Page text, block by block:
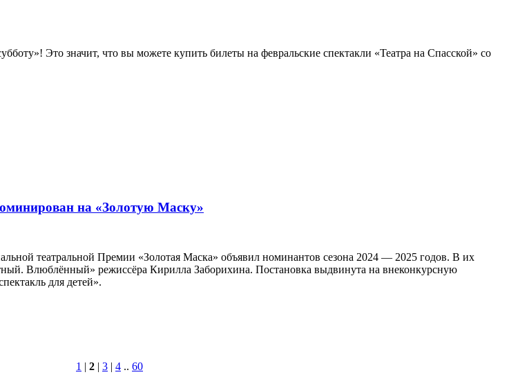
Это значит, что вы можете купить билеты на февральские спектакли «Театра на Спасской» со
на «Золотую Маску»
театральной Премии «Золотая Маска» объявил номинантов сезона 2024 — 2025 годов. В их
Влюблённый» режиссёра Кирилла Заборихина. Постановка выдвинута на внеконкурсную
для детей».
1 | 2 | 3 | 4 .. 60